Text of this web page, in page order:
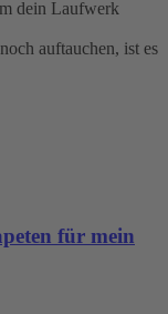
dein Laufwerk
auftauchen, ist es
für mein